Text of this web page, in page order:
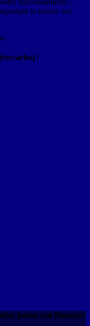
to ensure our
/
juntos con Binance!